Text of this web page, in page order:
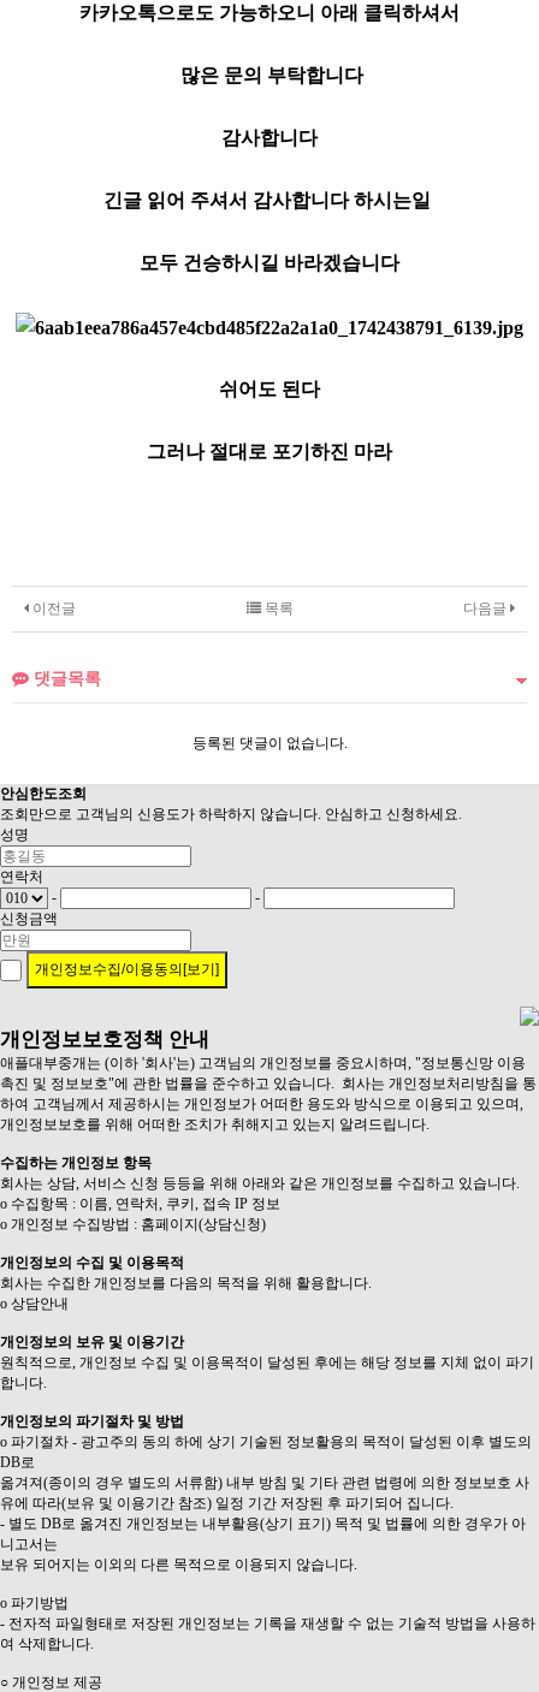
카카오톡으로도 가능하오니 아래 클릭하셔서
많은 문의 부탁합니다
감사합니다
긴글 읽어 주셔서 감사합니다 하시는일
모두 건승하시길 바라겠습니다
쉬어도 된다
그러나 절대로 포기하진 마라
이전글 다음글
목록
댓글목록
등록된 댓글이 없습니다.
안심한도조회
조회만으로 고객님의 신용도가 하락하지 않습니다. 안심하고 신청하세요.
성명
연락처
-
-
신청금액
개인정보수집/이용동의[보기]
개인정보보호정책 안내
애플대부중개는 (이하 '회사'는) 고객님의 개인정보를 중요시하며, "정보통신망 이용
촉진 및 정보보호"에 관한 법률을 준수하고 있습니다. 회사는 개인정보처리방침을 통
하여 고객님께서 제공하시는 개인정보가 어떠한 용도와 방식으로 이용되고 있으며,
개인정보보호를 위해 어떠한 조치가 취해지고 있는지 알려드립니다.
수집하는 개인정보 항목
회사는 상담, 서비스 신청 등등을 위해 아래와 같은 개인정보를 수집하고 있습니다.
ο 수집항목 : 이름, 연락처, 쿠키, 접속 IP 정보
ο 개인정보 수집방법 : 홈페이지(상담신청)
개인정보의 수집 및 이용목적
회사는 수집한 개인정보를 다음의 목적을 위해 활용합니다.
ο 상담안내
개인정보의 보유 및 이용기간
원칙적으로, 개인정보 수집 및 이용목적이 달성된 후에는 해당 정보를 지체 없이 파기
합니다.
개인정보의 파기절차 및 방법
ο 파기절차 - 광고주의 동의 하에 상기 기술된 정보활용의 목적이 달성된 이후 별도의
DB로
옮겨져(종이의 경우 별도의 서류함) 내부 방침 및 기타 관련 법령에 의한 정보보호 사
유에 따라(보유 및 이용기간 참조) 일정 기간 저장된 후 파기되어 집니다.
- 별도 DB로 옮겨진 개인정보는 내부활용(상기 표기) 목적 및 법률에 의한 경우가 아
니고서는
보유 되어지는 이외의 다른 목적으로 이용되지 않습니다.
ο 파기방법
- 전자적 파일형태로 저장된 개인정보는 기록을 재생할 수 없는 기술적 방법을 사용하
여 삭제합니다.
○ 개인정보 제공